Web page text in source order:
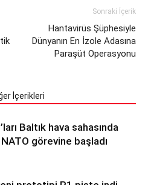
Sonraki İçerik
Hantavirüs Şüphesiyle
Dünyanın En İzole Adasına
Paraşüt Operasyonu
İçerikleri
Baltık hava sahasında
görevine başladı